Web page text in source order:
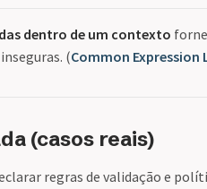
dentro de um contexto
(Common Expression
(casos reais)
regras de validação e